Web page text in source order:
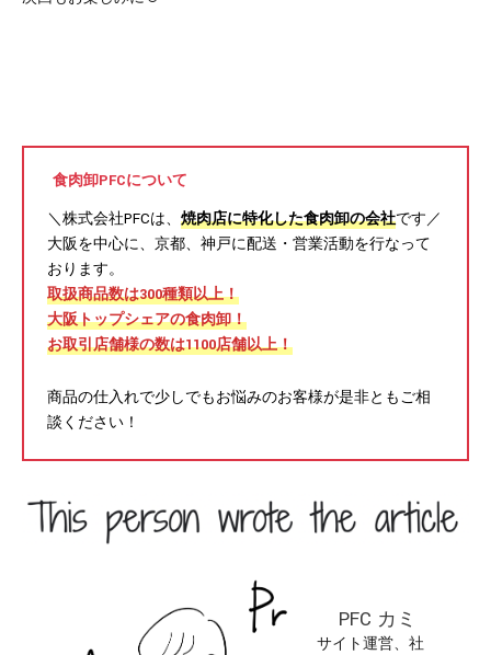
食肉卸PFCについて
＼株式会社PFCは、 焼肉店に特化した食肉卸の会社です／
大阪を中心に、京都、神戸に配送・営業活動を行なって
おります。
取扱商品数は300種類以上！
大阪トップシェアの食肉卸！
お取引店舗様の数は1100店舗以上！
商品の仕入れで少しでもお悩みのお客様が是非ともご相
談ください！
PFC カミ
サイト運営、社